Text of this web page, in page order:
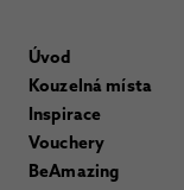
Úvod
Kouzelná místa
Inspirace
Vouchery
BeAmazing